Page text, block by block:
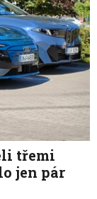
třemi
jen pár